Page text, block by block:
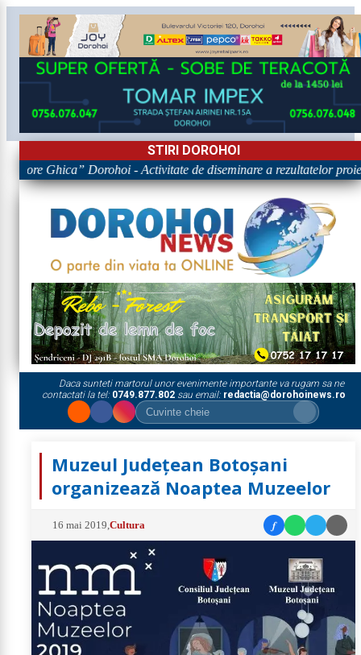
STIRI DOROHOI
Ghica” Dorohoi - Activitate de diseminare a rezultatelor
Daca sunteti martorul unor evenimente importante va rugam sa ne
contactati la tel: 0749.877.802sau email: redactia@dorohoinews.ro
Muzeul Judeţean Botoşani
organizează Noaptea Muzeelor
16 mai 2019 ,Cultura f